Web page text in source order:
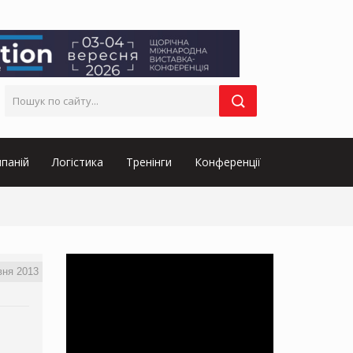
Логістика Тренінги Конференції
2013